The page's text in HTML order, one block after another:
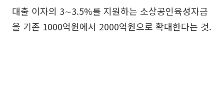
대출 이자의 3∼3.5%를 지원하는 소상공인육성자금
을 기존 1000억원에서 2000억원으로 확대한다는 것.